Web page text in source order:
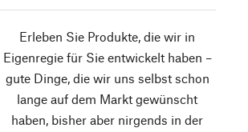
Erleben Sie Produkte, die wir in
Eigenregie für Sie entwickelt haben –
gute Dinge, die wir uns selbst schon
lange auf dem Markt gewünscht
haben, bisher aber nirgends in der